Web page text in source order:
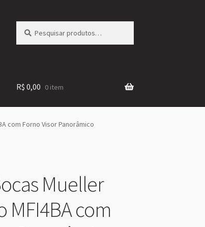
por:
R$ 0,00 0 item
com Forno Visor Panorâmico
Mueller
MFI4BA com